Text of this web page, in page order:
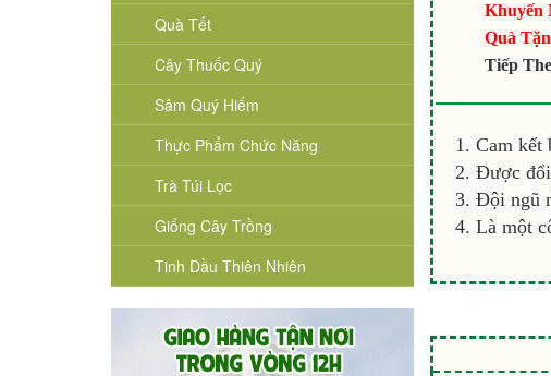
Quà Tết
Cây Thuốc Quý
Sâm Quý Hiếm
Thực Phẩm Chức Năng
Trà Túi Lọc
Giống Cây Trồng
Tinh Dầu Thiên Nhiên
Khuyến
Quà
Tiếp
Cam kết
Được đổi
Đội ngũ
Là một